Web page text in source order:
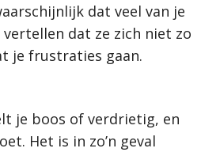
dat veel van je
dat ze zich niet zo
je frustraties gaan.
je boos of verdrietig, en
Het is in zo’n geval